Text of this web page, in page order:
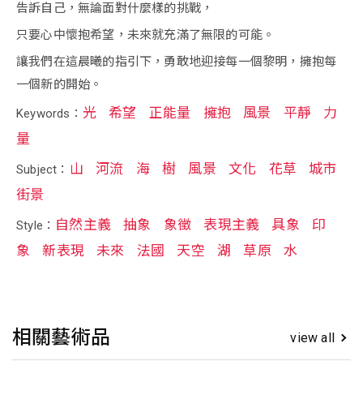
告訴自己，無論面對什麼樣的挑戰，
只要心中懷抱希望，未來就充滿了無限的可能。
讓我們在這晨曦的指引下，勇敢地迎接每一個黎明，擁抱每
一個新的開始。
Keywords： 光 希望 正能量 擁抱 風景 平靜
力
量
Subject： 山 河流 海 樹 風景 文化 花草
城市
街景
Style： 自然主義 抽象 象徵 表現主義 具象
印
象
新表現 未來 法國 天空 湖 草原 水
相關藝術品 view all